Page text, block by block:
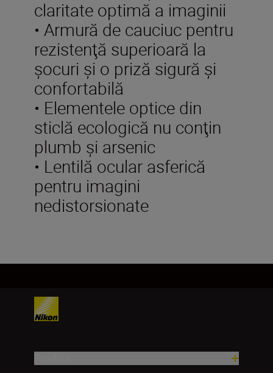
claritate optimă a imaginii
• Armură de cauciuc pentru
rezistenţă superioară la
şocuri şi o priză sigură şi
confortabilă
• Elementele optice din
sticlă ecologică nu conţin
plumb şi arsenic
• Lentilă ocular asferică
pentru imagini
nedistorsionate